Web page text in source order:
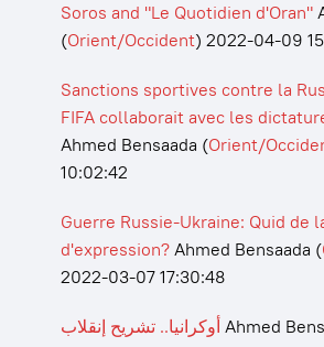
Soros and "Le Quotidien d'Oran"
(Orient/Occident) 2022-04-09
Sanctions sportives contre la
FIFA collaborait avec les
Ahmed Bensaada (Orient/
10:02:42
Guerre Russie-Ukraine: Quid de
d'expression?Ahmed Bensaada (
2022-03-07 17:30:48
أوكرانيا.. تشريح إنقلاب Ahmed